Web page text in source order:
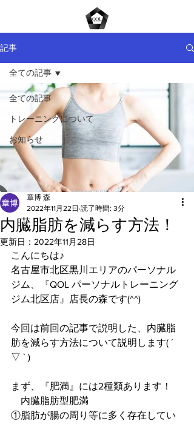
記事
全ての記事
トレーニングについて
お知らせ
全ての記事
内臓脂肪を減らす方法！
章博 森
2022年11月22日 読了時間: 3分
更新日： 2022年11月28日
こんにちは♪
名古屋市北区黒川エリアのパーソナル
ジム、『QOL パーソナルトレーニング
ジム北区店』店長の森です(^^)
今回は前回の記事で説明した、内臓脂
肪を減らす方法について説明します( ´
▽ ` )
まず、『肥満』には2種類あります！
内臓脂肪型肥満
①脂肪が腸の周り等に多く存在してい